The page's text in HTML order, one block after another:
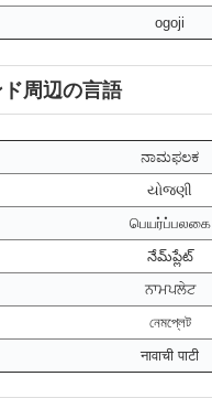
ogoji
周辺の言語
ನಾಮಫಲಕ
યોજણી
பெயர்ப்பலகை
నేమ్‌ప్లేట్
ਨਾਮਪਲੇਟ
নেমপ্লেট
नावाची पाटी